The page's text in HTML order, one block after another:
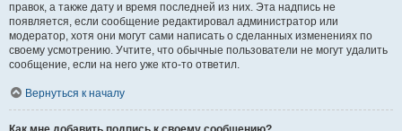
правок, а также дату и время последней из них. Эта надпись не
появляется, если сообщение редактировал администратор или
модератор, хотя они могут сами написать о сделанных изменениях по
своему усмотрению. Учтите, что обычные пользователи не могут удалить
сообщение, если на него уже кто-то ответил.
Вернуться к началу